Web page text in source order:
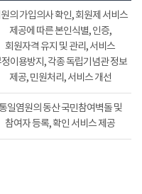
의 가입의사 확인, 회원제 서비스
제공에 따른 본인식별, 인증,
회원자격 유지 및 관리, 서비스
이용방지, 각종 독립기념관 정보
제공, 민원처리, 서비스 개선
일염원의 동산 국민참여벽돌 및
참여자 등록, 확인 서비스 제공